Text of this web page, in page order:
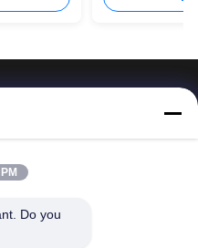
pernah melupakan
Do you